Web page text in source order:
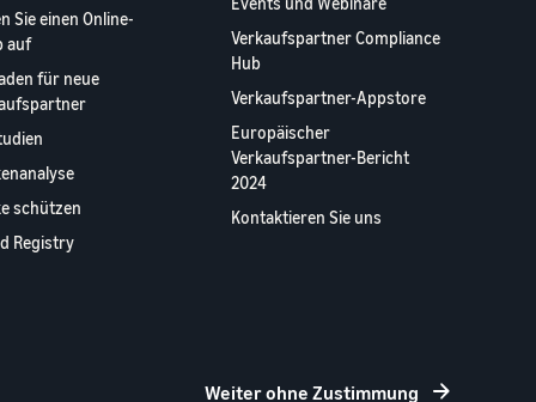
Sie einen Online-
auf
für neue
schützen
Registry
Verkaufspartner Compliance
Hub
Verkaufspartner-Appstore
Europäischer
Verkaufspartner-Bericht
2024
Kontaktieren Sie uns
Weiter ohne Zustimmung